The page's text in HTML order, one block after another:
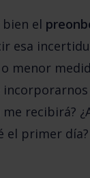
el
esa
menor
me recibirá?
el primer